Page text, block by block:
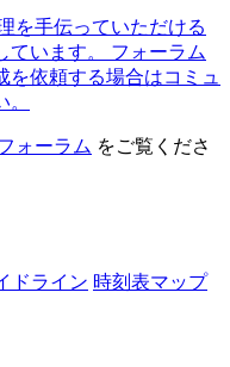
を手伝っていただける
ています。
フォーラム
を依頼する場合はコミュ
ォーラム をご覧くださ
ドライン 時刻表マップ